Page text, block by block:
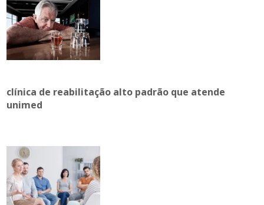
clínica de reabilitação alto padrão que atende
unimed